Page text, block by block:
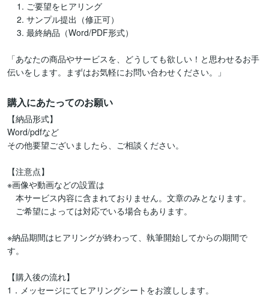
「あなたの商品やサービスを、どうしても欲しい！と思わせるお手
購入にあたってのお願い
【納品形式】
Word/pdfなど
その他要望ございましたら、ご相談ください。
【注意点】
※画像や動画などの設置は
本サービス内容に含まれておりません。文章のみとなります。
ご希望によっては対応でいる場合もあります。
※納品期間はヒアリングが終わって、執筆開始してからの期間で
す。
【購入後の流れ】
1．メッセージにてヒアリングシートをお渡しします。